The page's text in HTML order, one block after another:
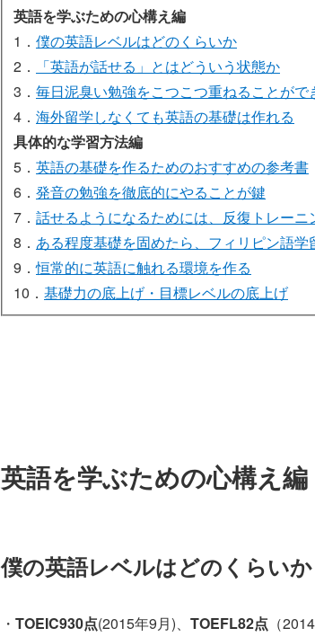
英語を学ぶための心構え編
1． 僕の英語レベルはどのくらいか
2．
「英語が話せる」とはどういう状態か
3． 毎日泥臭い勉強をこつこつ重ねることが
4． 海外留学しなくても英語の基礎は作れる
具体的な学習方法編
5． 英語の基礎を作るためのおすすめの参考書
6． 発音の勉強を徹底的にやることが鍵
7． 話せるようになるためには、反復トレーニ
8． ある程度基礎を固めたら、フィリピン語
9．恒常的に英語に触れる環境を作る
10． 基礎力の底上げ・目標レベルの底上げ
英語を学ぶための心構え編
僕の英語レベルはどのくらいか
・ TOEIC930点(2015年9月)、 TOEFL82点 （